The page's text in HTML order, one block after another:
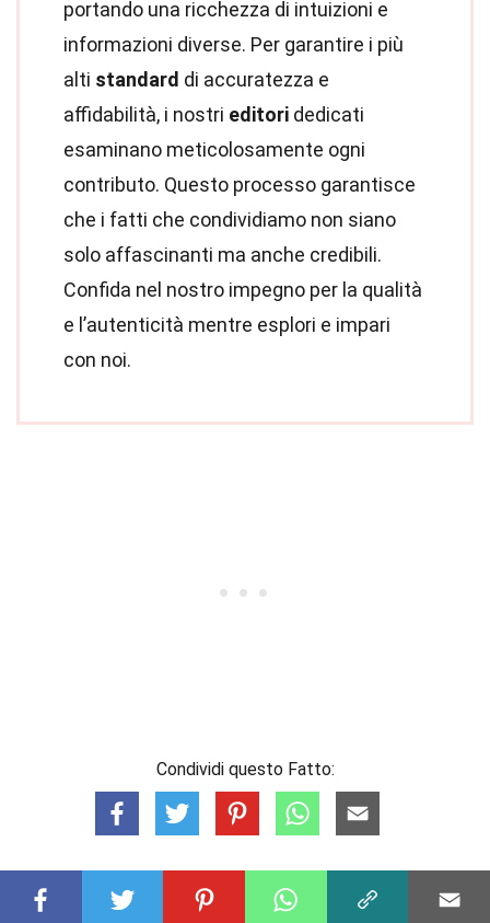
portando una ricchezza di intuizioni e
informazioni diverse. Per garantire i più
alti standard di accuratezza e
affidabilità, i nostri editori dedicati
esaminano meticolosamente ogni
contributo. Questo processo garantisce
che i fatti che condividiamo non siano
solo affascinanti ma anche credibili.
Confida nel nostro impegno per la qualità
e l’autenticità mentre esplori e impari
con noi.
Condividi questo Fatto: